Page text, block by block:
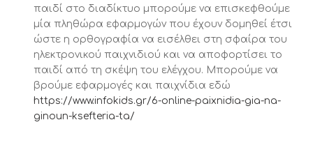
παιδί στο διαδίκτυο μπορούμε να επισκεφθούμε
μία πληθώρα εφαρμογών που έχουν δομηθεί έτσι
ώστε η ορθογραφία να εισέλθει στη σφαίρα του
ηλεκτρονικού παιχνιδιού και να αποφορτίσει το
παιδί από τη σκέψη του ελέγχου. Μπορούμε να
βρούμε εφαρμογές και παιχνίδια εδώ
https://www.infokids.gr/6-online-paixnidia-gia-na-
ginoun-ksefteria-ta/